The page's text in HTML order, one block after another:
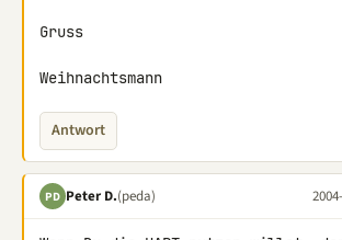
Gruss
Weihnachtsmann
Antwort
PD Peter D.(peda)